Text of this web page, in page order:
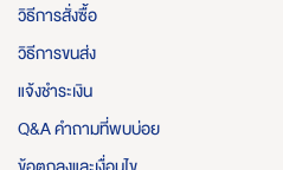
วิธีการสั่งซื้อ
วิธีการขนส่ง
แจ้งชำระเงิน
Q&A คำถามที่พบบ่อย